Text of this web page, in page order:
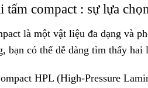
tấm compact : sự lựa
là một vật liệu đa dạng và
bạn có thể dễ dàng tìm thấy hai
HPL (High-Pressure